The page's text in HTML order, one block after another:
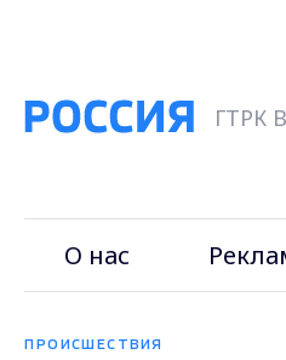
ГТРК
О нас
ПРОИСШЕСТВИЯ